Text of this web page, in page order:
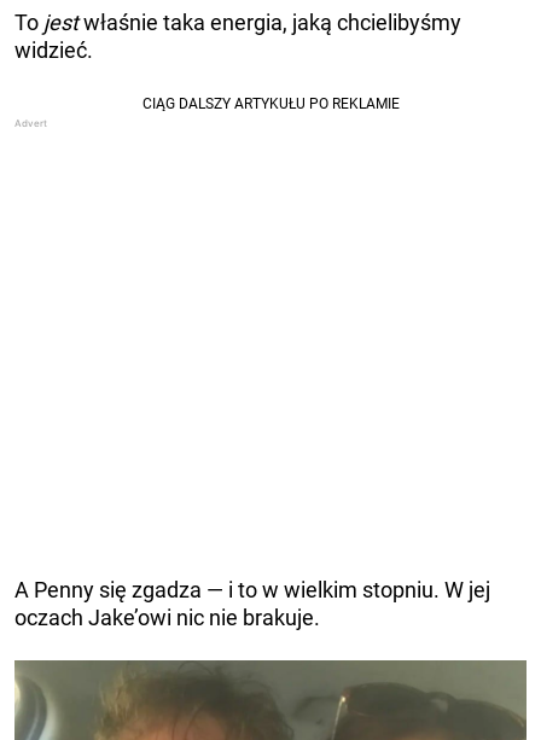
To jestwłaśnie taka energia, jaką chcielibyśmy
widzieć.
A Penny się zgadza — i to w wielkim stopniu. W jej
oczach Jake’owi nic nie brakuje.